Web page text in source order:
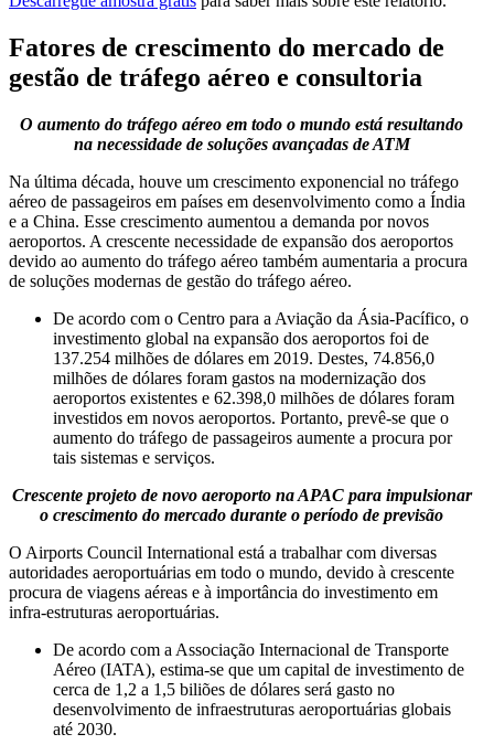
Fatores de crescimento do mercado de
gestão de tráfego aéreo e consultoria
O aumento do tráfego aéreo em todo o mundo está resultando
na necessidade de soluções avançadas de ATM
Na última década, houve um crescimento exponencial no tráfego
aéreo de passageiros em países em desenvolvimento como a Índia
e a China. Esse crescimento aumentou a demanda por novos
aeroportos. A crescente necessidade de expansão dos aeroportos
devido ao aumento do tráfego aéreo também aumentaria a procura
de soluções modernas de gestão do tráfego aéreo.
De acordo com o Centro para a Aviação da Ásia-Pacífico, o
investimento global na expansão dos aeroportos foi de
137.254 milhões de dólares em 2019. Destes, 74.856,0
milhões de dólares foram gastos na modernização dos
aeroportos existentes e 62.398,0 milhões de dólares foram
investidos em novos aeroportos. Portanto, prevê-se que o
aumento do tráfego de passageiros aumente a procura por
tais sistemas e serviços.
Crescente projeto de novo aeroporto na APAC para impulsionar
o crescimento do mercado durante o período de previsão
O Airports Council International está a trabalhar com diversas
autoridades aeroportuárias em todo o mundo, devido à crescente
procura de viagens aéreas e à importância do investimento em
infra-estruturas aeroportuárias.
De acordo com a Associação Internacional de Transporte
Aéreo (IATA), estima-se que um capital de investimento de
cerca de 1,2 a 1,5 biliões de dólares será gasto no
desenvolvimento de infraestruturas aeroportuárias globais
até 2030.